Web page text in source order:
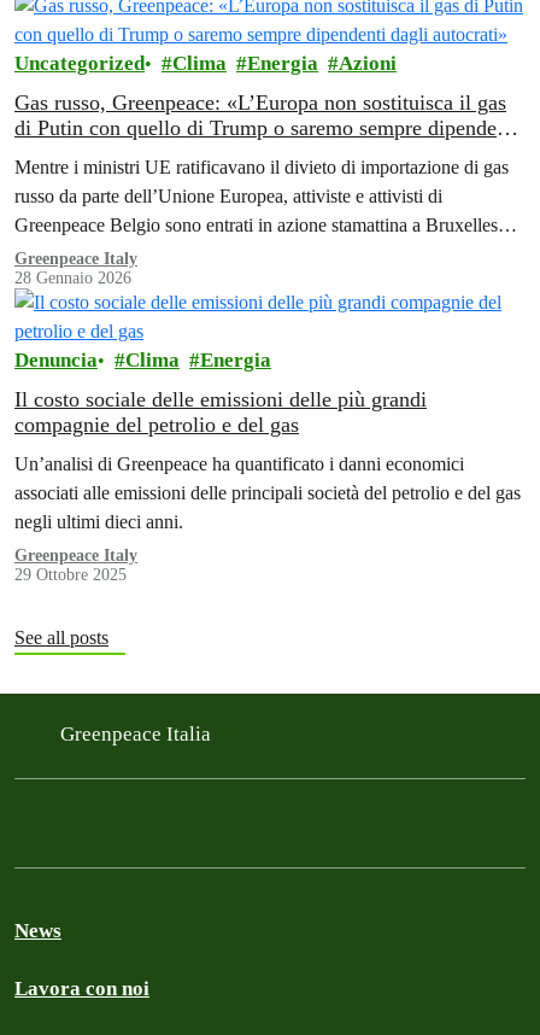
Uncategorized Clima Energia Azioni
Gas russo, Greenpeace: «L’Europa non sostituisca il gas
di Putin con quello di Trump o saremo sempre dipendenti
Mentre i ministri UE ratificavano il divieto di importazione di gas
russo da parte dell’Unione Europea, attiviste e attivisti di
Greenpeace Belgio sono entrati in azione stamattina a Bruxelles
per…
Greenpeace Italy
28 Gennaio 2026
Denuncia Clima Energia
Il costo sociale delle emissioni delle più grandi
compagnie del petrolio e del gas
Un’analisi di Greenpeace ha quantificato i danni economici
associati alle emissioni delle principali società del petrolio e del gas
negli ultimi dieci anni.
Greenpeace Italy
29 Ottobre 2025
See all posts
Greenpeace Italia
News
Lavora con noi